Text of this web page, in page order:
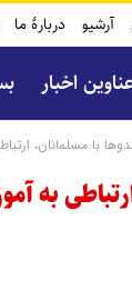
آرشیو دربارۀ ما
عناوین اخبار
با مسلمانان،
به